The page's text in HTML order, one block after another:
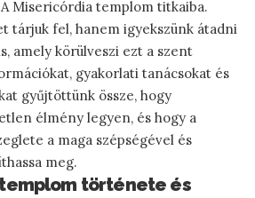
Misericórdia templom titkaiba.
tárjuk fel, hanem igyekszünk átadni
amely körülveszi ezt a szent
gyakorlati tanácsokat és
gyűjtöttünk össze, hogy
élmény legyen, és hogy a
a maga szépségével és
meg.
története és